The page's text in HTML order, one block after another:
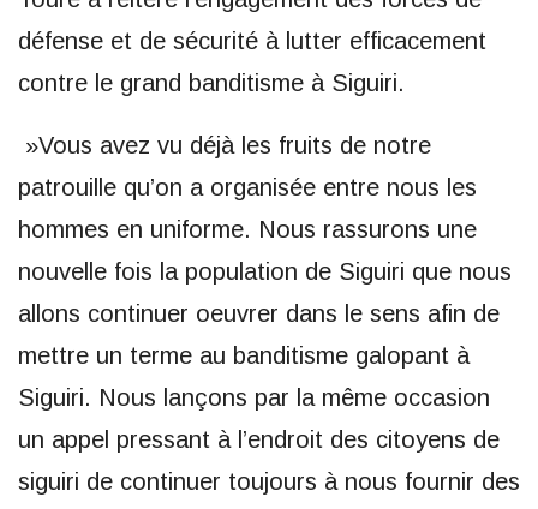
défense et de sécurité à lutter efficacement
contre le grand banditisme à Siguiri.
»Vous avez vu déjà les fruits de notre
patrouille qu’on a organisée entre nous les
hommes en uniforme. Nous rassurons une
nouvelle fois la population de Siguiri que nous
allons continuer oeuvrer dans le sens afin de
mettre un terme au banditisme galopant à
Siguiri. Nous lançons par la même occasion
un appel pressant à l’endroit des citoyens de
siguiri de continuer toujours à nous fournir des